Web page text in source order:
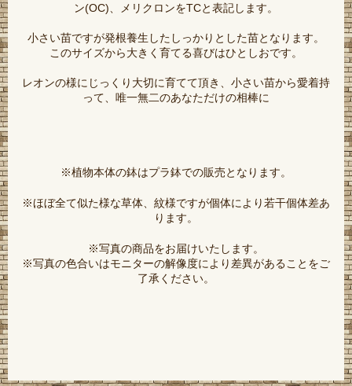
ン(OC)、メリクロンをTCと表記します。
小さい苗ですが発根養生したしっかりとした苗となります。
このサイズから大きく育てる喜びはひとしおです。
レオンの様にじっくり大切に育てて頂き、小さい苗から愛着持
って、唯一無二のあなただけの相棒に
※植物本体の鉢はプラ鉢での販売となります。
※ほぼ全て似た様な草体、紋様ですが個体により若干個体差あ
ります。
※写真の商品をお届けいたします。
※写真の色合いはモニターの解像度により差異があることをご
了承ください。